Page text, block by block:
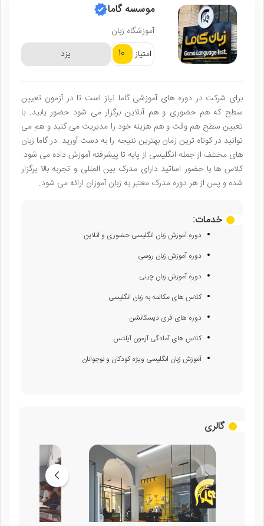
موسسه گاما
آموزشگاه زبان
امتیاز
10 یزد
برای شرکت در دوره های آموزشی گاما نیاز است تا در آزمون تعیین
سطح که هم حضوری و هم آنلاین برگزار می شود حضور یابید. با
تعیین سطح هم وقت و هم هزینه خود را مدیریت می کنید و هم می
توانید در کوتاه ترین زمان بهترین نتیجه را به دست آورید. در گاما زبان
های مختلف از جمله انگلیسی از پایه تا پیشرفته آموزش داده می شود.
کلاس ها با حضور اساتید دارای مدرک بین المللی و تجربه بالا برگزار
شده و پس از هر دوره مدرک معتبر به زبان آموزان ارائه می شود.
خدمات:
دوره آموزش زبان انگلیسی حضوری و آنلاین
دوره آموزش زبان روسی
دوره آموزش زبان چینی
کلاس های مکالمه به زبان انگلیسی
دوره های فری دیسکانشن
کلاس های آمادگی آزمون آیلتس
آموزش زبان انگلیسی ویژه کودکان و نوجوانان
گالری